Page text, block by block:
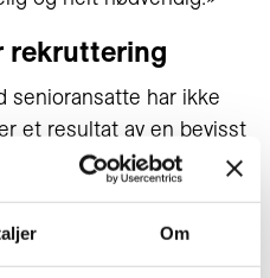
Om
rekruttering
senioransatte har ikke
et resultat av en bevisst
to år siden ble det
For mange av disse